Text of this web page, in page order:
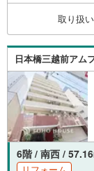
のでお
社への
せ、物
お伝え
学希望
物件も
取り扱
日本橋三越前アム
6階 / 南西 /